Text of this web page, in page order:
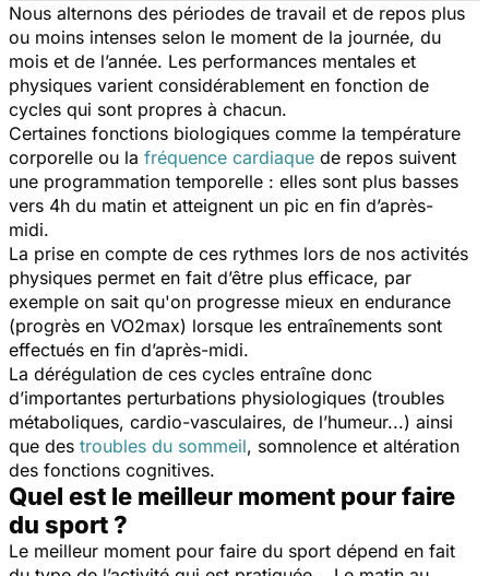
Nous alternons des périodes de travail et de repos plus
ou moins intenses selon le moment de la journée, du
mois et de l’année. Les performances mentales et
physiques varient considérablement en fonction de
cycles qui sont propres à chacun.
Certaines fonctions biologiques comme la température
corporelle ou la fréquence cardiaque de repos suivent
une programmation temporelle : elles sont plus basses
vers 4h du matin et atteignent un pic en fin d’après-
midi.
La prise en compte de ces rythmes lors de nos activités
physiques permet en fait d’être plus efficace, par
exemple on sait qu'on progresse mieux en endurance
(progrès en VO2max) lorsque les entraînements sont
effectués en fin d’après-midi.
La dérégulation de ces cycles entraîne donc
d’importantes perturbations physiologiques (troubles
métaboliques, cardio-vasculaires, de l’humeur...) ainsi
que des troubles du sommeil, somnolence et altération
des fonctions cognitives.
Quel est le meilleur moment pour faire
du sport ?
Le meilleur moment pour faire du sport dépend en fait